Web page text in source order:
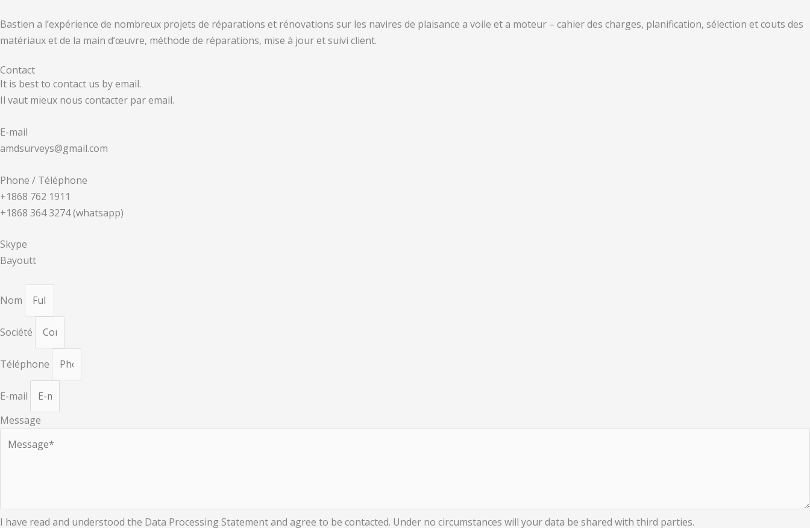
Bastien a l’expérience de nombreux projets de réparations et rénovations sur les navires de plaisance a voile et a moteur – cahier des charges, planification, sélection et couts des
matériaux et de la main d’œuvre, méthode de réparations, mise à jour et suivi client.
Contact
It is best to contact us by email.
Il vaut mieux nous contacter par email.
E-mail
amdsurveys@gmail.com
Phone / Téléphone
+1868 762 1911
+1868 364 3274 (whatsapp)
Skype
Bayoutt
Nom
Société
Téléphone
E-mail
Message
I have read and understood the Data Processing Statement and agree to be contacted. Under no circumstances will your data be shared with third parties.